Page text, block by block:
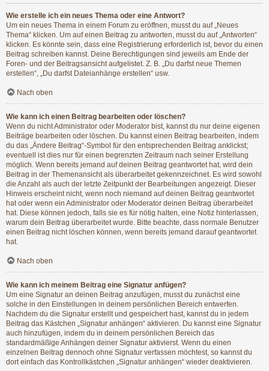
Wie erstelle ich ein neues Thema oder eine Antwort?
Um ein neues Thema in einem Forum zu eröffnen, musst du auf „Neues
Thema“ klicken. Um auf einen Beitrag zu antworten, musst du auf „Antworten“
klicken. Es könnte sein, dass eine Registrierung erforderlich ist, bevor du einen
Beitrag schreiben kannst. Deine Berechtigungen sind jeweils am Ende der
Foren- und der Beitragsansicht aufgelistet. Z. B. „Du darfst neue Themen
erstellen“, „Du darfst Dateianhänge erstellen“ usw.
Nach oben
Wie kann ich einen Beitrag bearbeiten oder löschen?
Wenn du nicht Administrator oder Moderator bist, kannst du nur deine eigenen
Beiträge bearbeiten oder löschen. Du kannst einen Beitrag bearbeiten, indem
du das „Ändere Beitrag“-Symbol für den entsprechenden Beitrag anklickst;
eventuell ist dies nur für einen begrenzten Zeitraum nach seiner Erstellung
möglich. Wenn bereits jemand auf deinen Beitrag geantwortet hat, wird dein
Beitrag in der Themenansicht als überarbeitet gekennzeichnet. Es wird sowohl
die Anzahl als auch der letzte Zeitpunkt der Bearbeitungen angezeigt. Dieser
Hinweis erscheint nicht, wenn noch niemand auf deinen Beitrag geantwortet
hat oder wenn ein Administrator oder Moderator deinen Beitrag überarbeitet
hat. Diese können jedoch, falls sie es für nötig halten, eine Notiz hinterlassen,
warum dein Beitrag überarbeitet wurde. Bitte beachte, dass normale Benutzer
einen Beitrag nicht löschen können, wenn bereits jemand darauf geantwortet
hat.
Nach oben
Wie kann ich meinem Beitrag eine Signatur anfügen?
Um eine Signatur an deinen Beitrag anzufügen, musst du zunächst eine
solche in den Einstellungen in deinem persönlichen Bereich entwerfen.
Nachdem du die Signatur erstellt und gespeichert hast, kannst du in jedem
Beitrag das Kästchen „Signatur anhängen“ aktivieren. Du kannst eine Signatur
auch hinzufügen, indem du in deinem persönlichen Bereich das
standardmäßige Anhängen deiner Signatur aktivierst. Wenn du einen
einzelnen Beitrag dennoch ohne Signatur verfassen möchtest, so kannst du
dort einfach das Kontrollkästchen „Signatur anhängen“ wieder deaktivieren.